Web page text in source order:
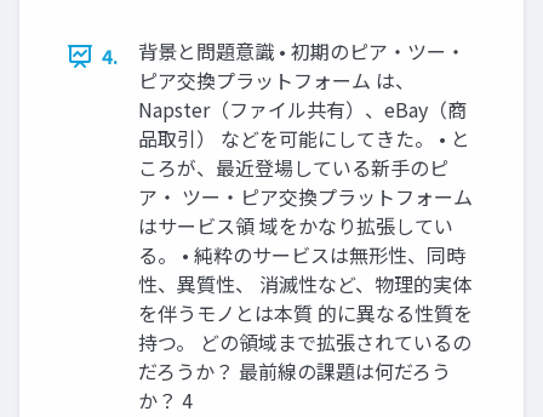
4.
背景と問題意識 • 初期のピア・ツー・
ピア交換プラットフォーム は、
Napster（ファイル共有）、eBay（商
品取引） などを可能にしてきた。 • と
ころが、最近登場している新手のピ
ア・ ツー・ピア交換プラットフォーム
はサービス領 域をかなり拡張してい
る。 • 純粋のサービスは無形性、同時
性、異質性、 消滅性など、物理的実体
を伴うモノとは本質 的に異なる性質を
持つ。 どの領域まで拡張されているの
だろうか？ 最前線の課題は何だろう
か？ 4